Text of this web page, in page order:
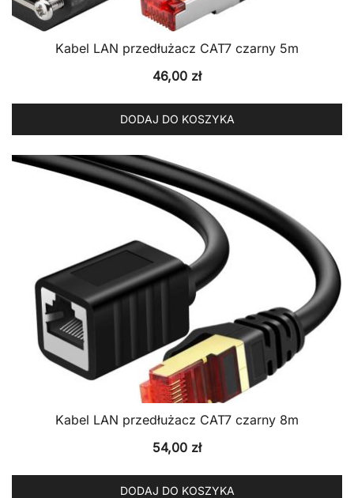
Kabel LAN przedłużacz CAT7 czarny 5m
46,00 zł
DODAJ DO KOSZYKA
Kabel LAN przedłużacz CAT7 czarny 8m
54,00 zł
DODAJ DO KOSZYKA